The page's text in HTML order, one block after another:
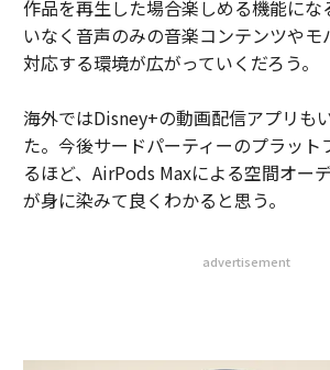
作品を再生した場合楽しめる機能にな
いなく音声のみの音楽コンテンツやモ
対応する環境が広がっていくだろう。
海外ではDisney+の動画配信アプリも
た。今後サードパーティーのプラット
るほど、AirPods Maxによる空間オー
が身に染みて良くわかると思う。
advertisement